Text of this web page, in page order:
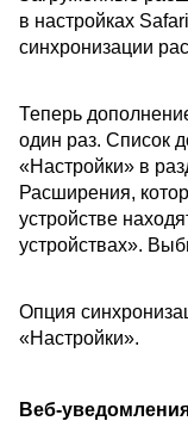
в настройках
синхронизации
Теперь
один раз. Список
«Настройки» в
Расширения,
устройстве
устройствах».
Опция
«Настройки».
Веб-